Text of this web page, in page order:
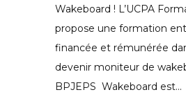
Wakeboard ! L’UCPA
propose une formation
financée et rémunérée
devenir moniteur de
BPJEPS Wakeboard est...